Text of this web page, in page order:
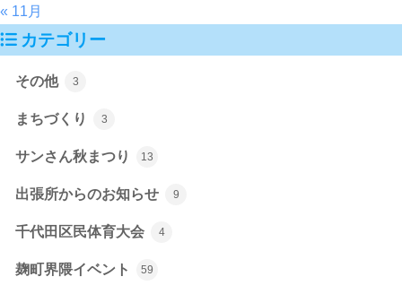
« 11月
カテゴリー
その他 3
まちづくり 3
サンさん秋まつり 13
出張所からのお知らせ 9
千代田区民体育大会 4
麹町界隈イベント 59